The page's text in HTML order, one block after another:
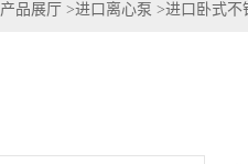
产品展厅 >进口离心泵 >进口卧式不